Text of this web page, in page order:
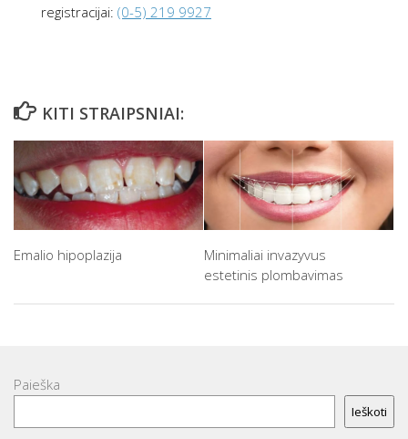
registracijai: (0-5) 219 9927
KITI STRAIPSNIAI:
Emalio hipoplazija
Minimaliai invazyvus
estetinis plombavimas
Paieška
Ieškoti